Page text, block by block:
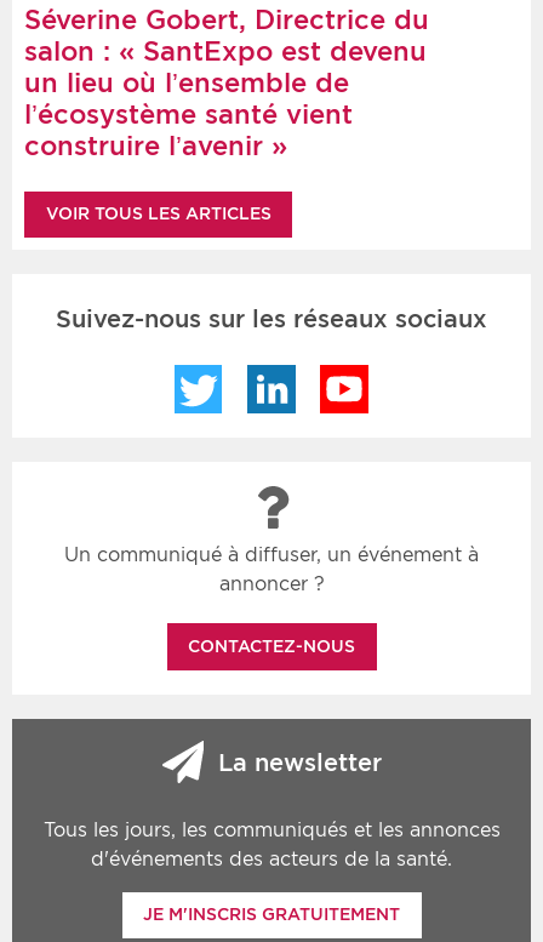
Séverine Gobert, Directrice du
salon : « SantExpo est devenu
un lieu où l’ensemble de
l’écosystème santé vient
construire l’avenir »
VOIR TOUS LES ARTICLES
Suivez-nous sur les réseaux sociaux
Twitter LinkedIn
Un communiqué à diffuser, un événement à
annoncer ?
CONTACTEZ-NOUS
La newsletter
Tous les jours, les communiqués et les annonces
d'événements des acteurs de la santé.
JE M'INSCRIS GRATUITEMENT